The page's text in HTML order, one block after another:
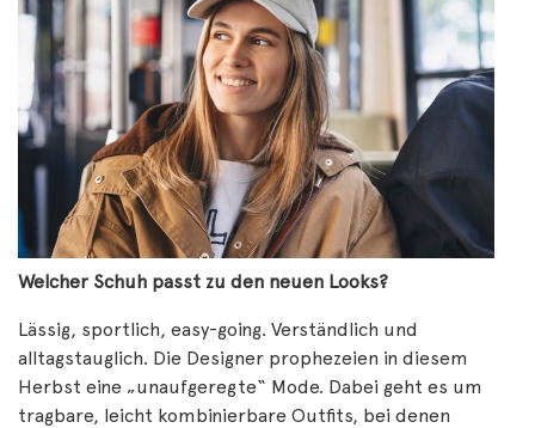
Welcher Schuh passt zu den neuen Looks?
Lässig, sportlich, easy-going. Verständlich und
alltagstauglich. Die Designer prophezeien in diesem
Herbst eine „unaufgeregte“ Mode. Dabei geht es um
tragbare, leicht kombinierbare Outfits, bei denen